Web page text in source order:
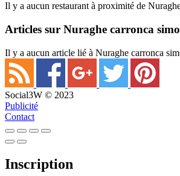
Il y a aucun restaurant à proximité de
Articles sur Nuraghe carronca
Il y a aucun article lié à Nuraghe carronca
Social3W © 2023
Publicité
Contact
Inscription